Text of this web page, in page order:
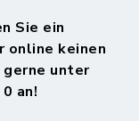
Sie ein
online keinen
gerne unter
an!